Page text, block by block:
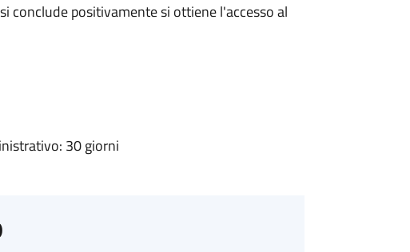
conclude positivamente si ottiene l'accesso al
30 giorni